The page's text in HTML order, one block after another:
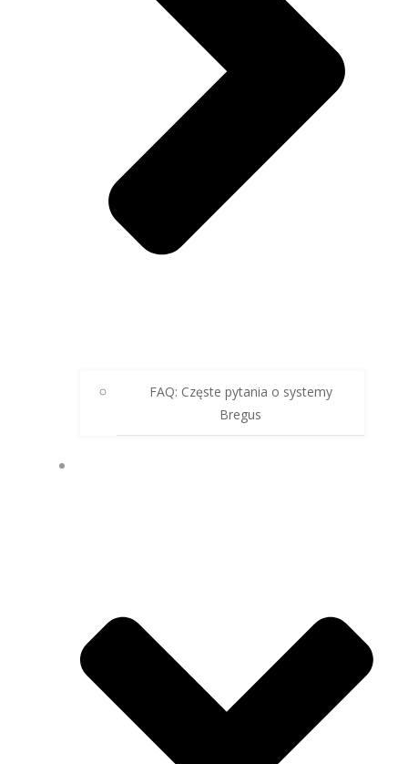
FAQ: Częste pytania o systemy
Bregus